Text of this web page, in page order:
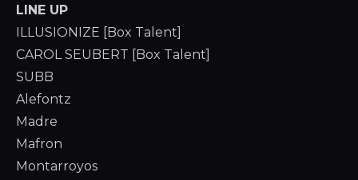
LINE UP
ILLUSIONIZE [Box Talent]
CAROL SEUBERT [Box Talent]
SUBB
Alefontz
Madre
Mafron
Montarroyos